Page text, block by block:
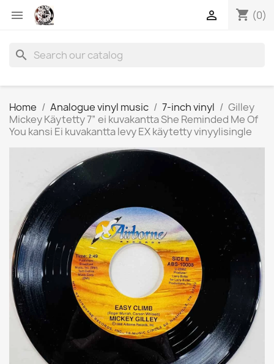
 shopping_cart (0)

search
Home Analogue vinyl music 7-inch vinyl
Gilley
Mickey Käytetty 7” ei kuvakantta She Reminded Me Of
You kansi Ei kuvakantta levy EX käytetty vinyylisingle